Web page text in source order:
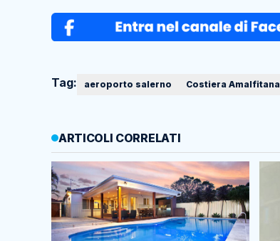
Tag: aeroporto salerno Costiera Amalfitana
ARTICOLI CORRELATI